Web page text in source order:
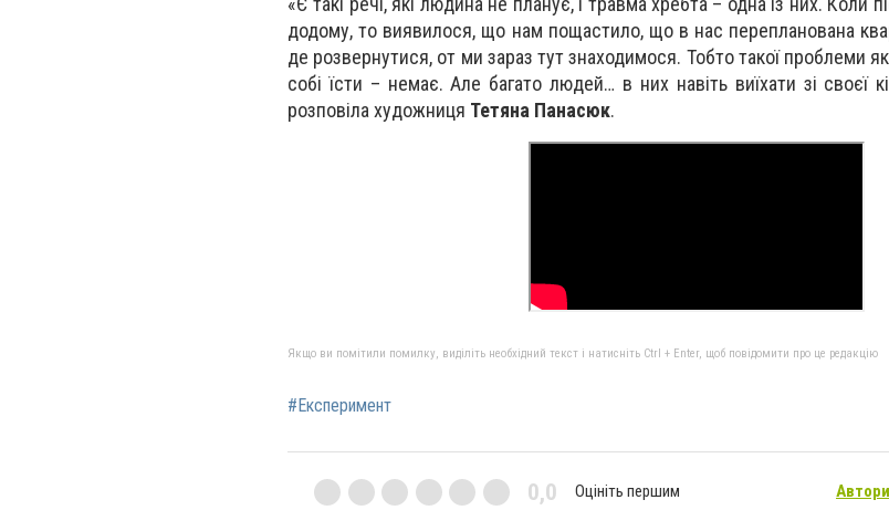
додому, то виявилося, що нам пощастило, що в нас перепланована
де розвернутися, от ми зараз тут знаходимося. Тобто такої проблеми
собі їсти – немає. Але багато людей… в них навіть виїхати зі своєї
розповіла художниця Тетяна Панасюк.
Якщо ви помітили помилку, виділіть необхідний текст і натисніть Ctrl + Enter, щоб повідомити про це редакцію
#Експеримент
0,0 Оцініть першим